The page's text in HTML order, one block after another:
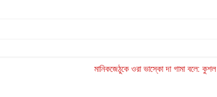
মানিকজেঠুকে ওরা ভাস্কো দা গামা বলে: কুশল